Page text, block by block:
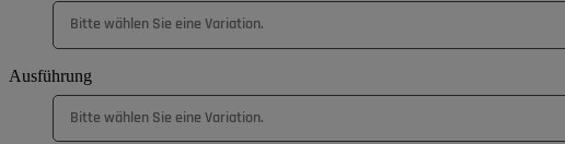
Bitte wählen Sie eine Variation.
Ausführung
Bitte wählen Sie eine Variation.